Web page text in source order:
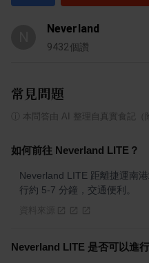
Neverland
9432個讚
常見問題
本問答由 AI 整理自真實食記（
如何前往 Neverland LITE？
Neverland LITE 距離捷運南
行約 5-7 分鐘，交通便利。
Neverland LITE 是否可以進